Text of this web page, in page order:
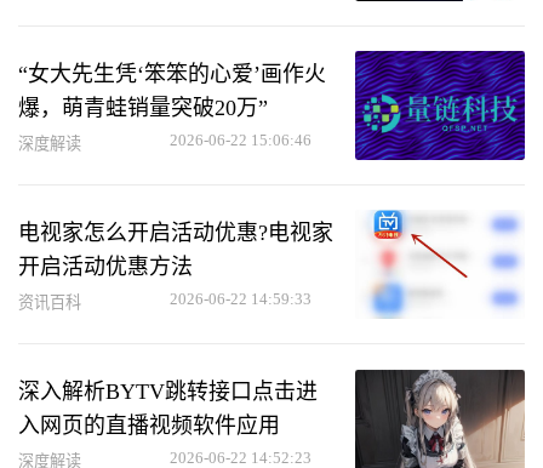
“女大先生凭‘笨笨的心爱’画作火
爆，萌青蛙销量突破20万”
深度解读 2026-06-22 15:06:46
电视家怎么开启活动优惠?电视家
开启活动优惠方法
资讯百科 2026-06-22 14:59:33
深入解析BYTV跳转接口点击进
入网页的直播视频软件应用
深度解读 2026-06-22 14:52:23